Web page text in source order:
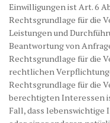
Einwilligungen ist Art. 6
Rechtsgrundlage für die
Leistungen und
Beantwortung von
Rechtsgrundlage für die
rechtlichen
Rechtsgrundlage für die
berechtigten Interessen
Fall, dass